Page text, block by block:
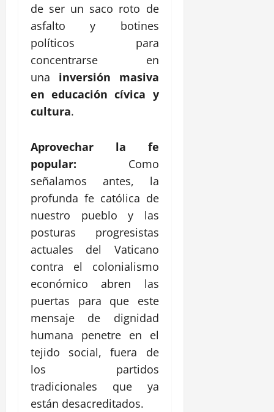
de ser un saco roto de
asfalto y botines
políticos para
concentrarse en
una inversión masiva
en educación cívica y
cultura.
Aprovechar la fe
popular: Como
señalamos antes, la
profunda fe católica de
nuestro pueblo y las
posturas progresistas
actuales del Vaticano
contra el colonialismo
económico abren las
puertas para que este
mensaje de dignidad
humana penetre en el
tejido social, fuera de
los partidos
tradicionales que ya
están desacreditados.